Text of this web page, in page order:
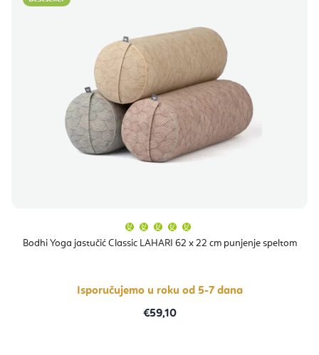
Bodhi Yoga jastučić Classic LAHARI 62 x 22 cm punjenje speltom
proizvoda
je
zvjezdica.
Isporučujemo u roku od 5-7 dana
€59,10